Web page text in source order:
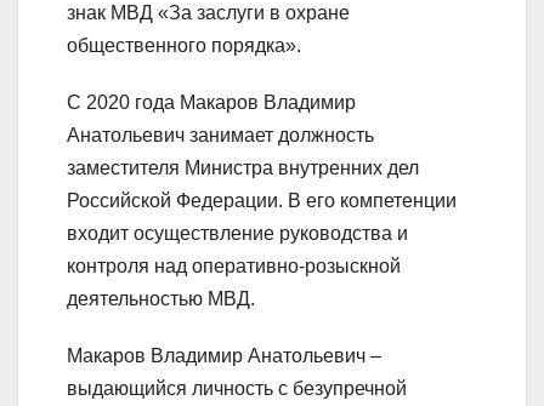
знак МВД «За заслуги в охране
общественного порядка».
С 2020 года Макаров Владимир
Анатольевич занимает должность
заместителя Министра внутренних дел
Российской Федерации. В его компетенции
входит осуществление руководства и
контроля над оперативно-розыскной
деятельностью МВД.
Макаров Владимир Анатольевич –
выдающийся личность с безупречной